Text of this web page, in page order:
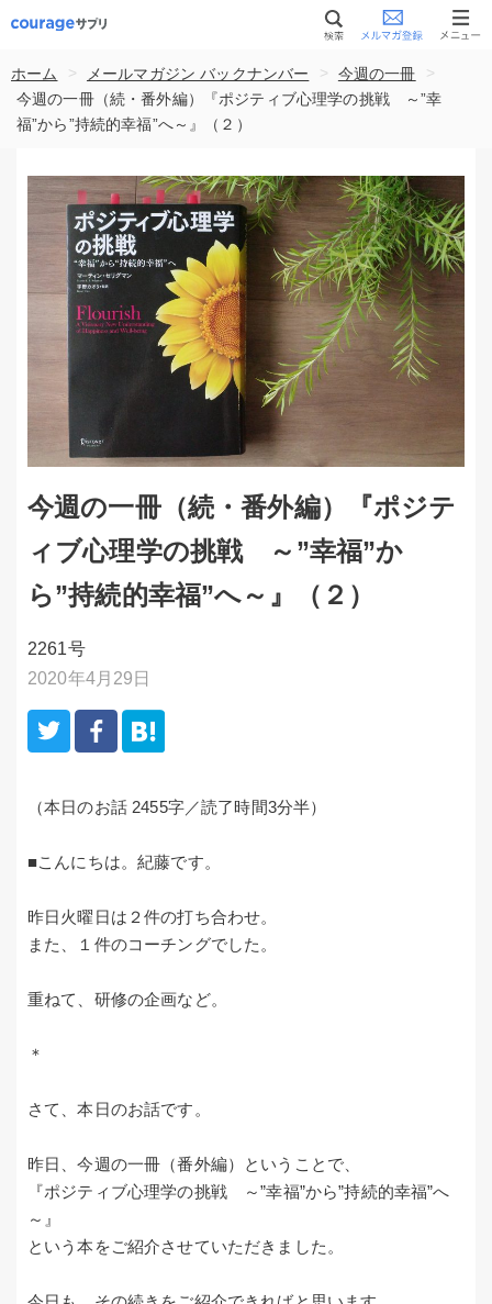
ホーム > メールマガジン バックナンバー > 今週の一冊
>
今週の一冊（続・番外編）『ポジティブ心理学の挑戦 ～”幸
福”から”持続的幸福”へ～』（２）
今週の一冊（続・番外編）『ポジテ
ィブ心理学の挑戦 ～”幸福”か
ら”持続的幸福”へ～』（２）
2261号
2020年4月29日
（本日のお話 2455字／読了時間3分半）
■こんにちは。紀藤です。
昨日火曜日は２件の打ち合わせ。
また、１件のコーチングでした。
重ねて、研修の企画など。
＊
さて、本日のお話です。
昨日、今週の一冊（番外編）ということで、
『ポジティブ心理学の挑戦 ～”幸福”から”持続的幸福”へ
～』
という本をご紹介させていただきました。